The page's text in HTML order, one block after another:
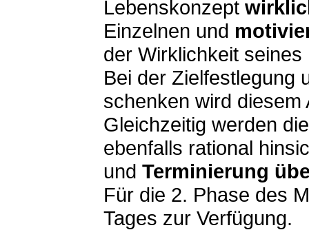
Lebenskonzept
Einzelnen und
der Wirklichkeit
Bei der Zielfestlegung
schenken wird
Gleichzeitig werden
ebenfalls rational
und Terminierung
Für die 2. Phase des
Tages zur Verfügung.